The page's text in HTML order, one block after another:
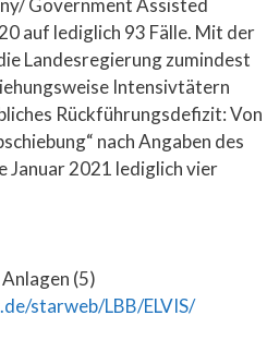
Government Assisted
auf lediglich 93 Fälle. Mit der
Landesregierung zumindest
Intensivtätern
Rückführungsdefizit: Von
nach Angaben des
Januar 2021 lediglich vier
(5)
starweb/LBB/ELVIS/